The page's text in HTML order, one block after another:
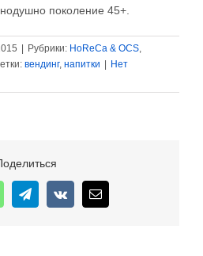
поколение 45+.
Рубрики: HoReCa & OCS,
вендинг, напитки
Нет
Telegram
Vk Email